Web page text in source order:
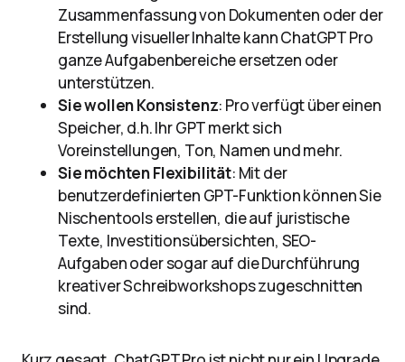
Zusammenfassung von Dokumenten oder der
Erstellung visueller Inhalte kann ChatGPT Pro
ganze Aufgabenbereiche ersetzen oder
unterstützen.
Sie wollen Konsistenz: Pro verfügt über einen
Speicher, d.h. Ihr GPT merkt sich
Voreinstellungen, Ton, Namen und mehr.
Sie möchten Flexibilität: Mit der
benutzerdefinierten GPT-Funktion können Sie
Nischentools erstellen, die auf juristische
Texte, Investitionsübersichten, SEO-
Aufgaben oder sogar auf die Durchführung
kreativer Schreibworkshops zugeschnitten
sind.